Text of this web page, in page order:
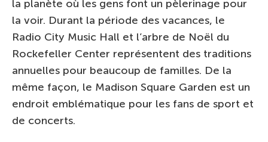
la planète où les gens font un pèlerinage pour
la voir. Durant la période des vacances, le
Radio City Music Hall et l’arbre de Noël du
Rockefeller Center représentent des traditions
annuelles pour beaucoup de familles. De la
même façon, le Madison Square Garden est un
endroit emblématique pour les fans de sport et
de concerts.